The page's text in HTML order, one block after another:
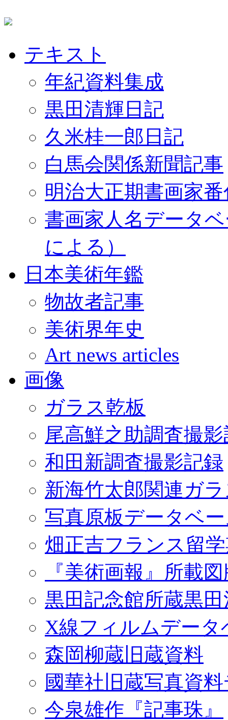
テキスト
年紀資料集成
黒田清輝日記
久米桂一郎日記
白馬会関係新聞記事
明治大正期書画家
書画家人名データ
による）
日本美術年鑑
物故者記事
美術界年史
Art news articles
画像
ガラス乾板
尾高鮮之助調査撮
和田新調査撮影記録
新海竹太郎関連ガ
写真原板データベ
畑正吉フランス留
『美術画報』所載
黒田記念館所蔵黒
X線フィルムデータ
森岡柳蔵旧蔵資料
國華社旧蔵写真資
今泉雄作『記事珠』